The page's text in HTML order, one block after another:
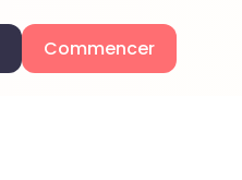
Commencer